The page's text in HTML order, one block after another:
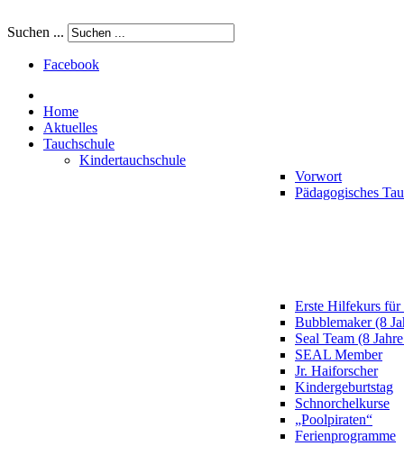
Suchen ...
Facebook
Home
Aktuelles
Tauchschule
Kindertauchschule
Vorwort
Pädagogisches
Erste Hilfekurs
Bubblemaker (8
Seal Team (8
SEAL Member
Jr. Haiforscher
Kindergeburtstag
Schnorchelkurse
„Poolpiraten“
Ferienprogramme